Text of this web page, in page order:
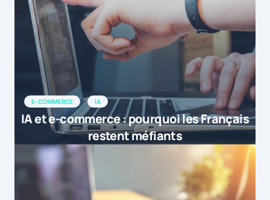
E-COMMERCE IA
IA et e-commerce : pourquoi les Français
restent méfiants